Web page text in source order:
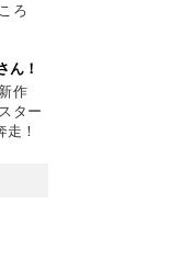
ろ
ん！
作
ター
走！